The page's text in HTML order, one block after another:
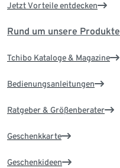
Jetzt Vorteile entdecken
Rund um unsere Produkte
Tchibo Kataloge & Magazine
Bedienungsanleitungen
Ratgeber & Größenberater
Geschenkkarte
Geschenkideen